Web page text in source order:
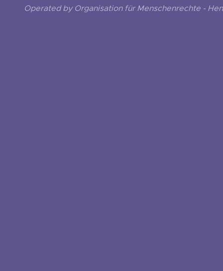
Operated by Organisation für Menschenrechte -